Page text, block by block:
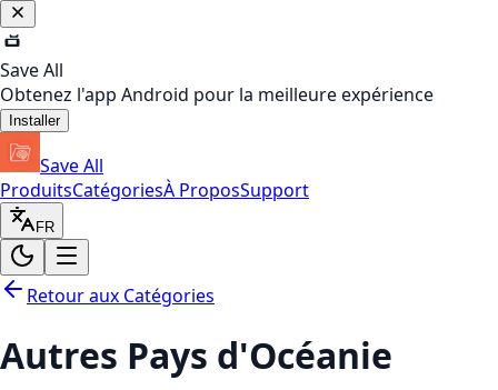
Save All
Obtenez l'app Android pour la meilleure expérience
Installer
Save All
ProduitsCatégoriesÀ ProposSupport
FR
Retour aux Catégories
Autres Pays d'Océanie